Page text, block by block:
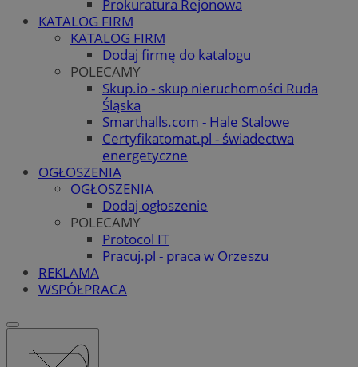
Prokuratura Rejonowa
KATALOG FIRM
KATALOG FIRM
Dodaj firmę do katalogu
POLECAMY
Skup.io - skup nieruchomości Ruda
Śląska
Smarthalls.com - Hale Stalowe
Certyfikatomat.pl - świadectwa
energetyczne
OGŁOSZENIA
OGŁOSZENIA
Dodaj ogłoszenie
POLECAMY
Protocol IT
Pracuj.pl - praca w Orzeszu
REKLAMA
WSPÓŁPRACA